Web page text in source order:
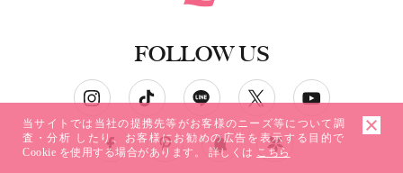
FOLLOW US
当サイトでは当社の提携先等がお客様のニーズ等について調
査・分析 したり、お客様にお勧めの広告を表示する目的で
Cookie を使用する場合があります。 詳しくは こちら